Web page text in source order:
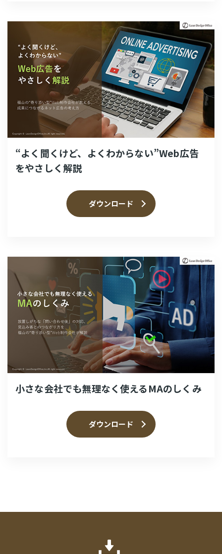
“よく聞くけど、よくわからない”Web広告
をやさしく解説
ダウンロード
小さな会社でも無理なく使えるMAのしくみ
ダウンロード